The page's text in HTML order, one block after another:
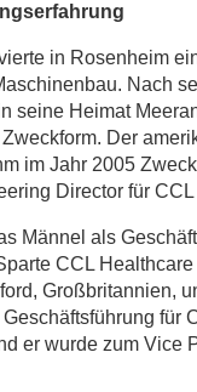
in Rosenheim
Nach
seine Heimat
Der
im Jahr 2005
Director für
Männel als
CCL
Großbritannien,
für
er wurde zum Vice